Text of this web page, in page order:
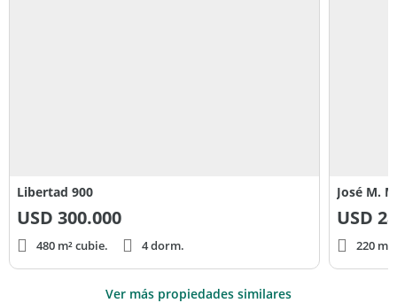
Libertad 900
USD 300.000
480 m² cubie. 4 dorm.
José M.
USD
220
Ver más propiedades similares